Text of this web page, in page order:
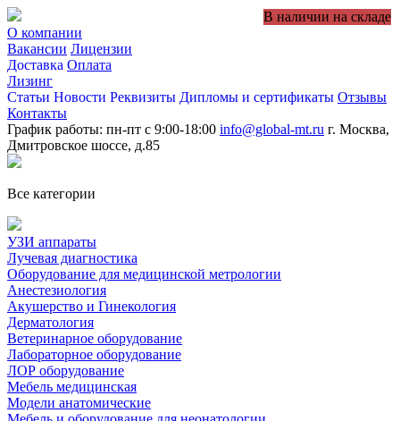
О компании
Вакансии Лицензии
Доставка Оплата
Лизинг
Статьи Новости Реквизиты Дипломы и сертификаты Отзывы
Контакты
График работы: пн-пт с 9:00-18:00 info@global-mt.ru г. Москва,
Дмитровское шоссе, д.85
Все категории
УЗИ аппараты
Лучевая диагностика
Оборудование для медицинской метрологии
Анестезиология
Акушерство и Гинекология
Дерматология
Ветеринарное оборудование
Лабораторное оборудование
ЛОР оборудование
Мебель медицинская
Модели анатомические
В наличии на складе